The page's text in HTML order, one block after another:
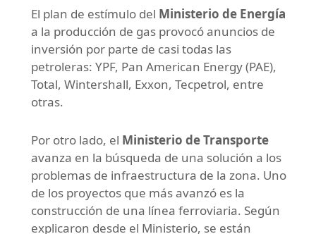
El plan de estímulo del Ministerio de Energía
a la producción de gas provocó anuncios de
inversión por parte de casi todas las
petroleras: YPF, Pan American Energy (PAE),
Total, Wintershall, Exxon, Tecpetrol, entre
otras.
Por otro lado, el Ministerio de Transporte
avanza en la búsqueda de una solución a los
problemas de infraestructura de la zona. Uno
de los proyectos que más avanzó es la
construcción de una línea ferroviaria. Según
explicaron desde el Ministerio, se están